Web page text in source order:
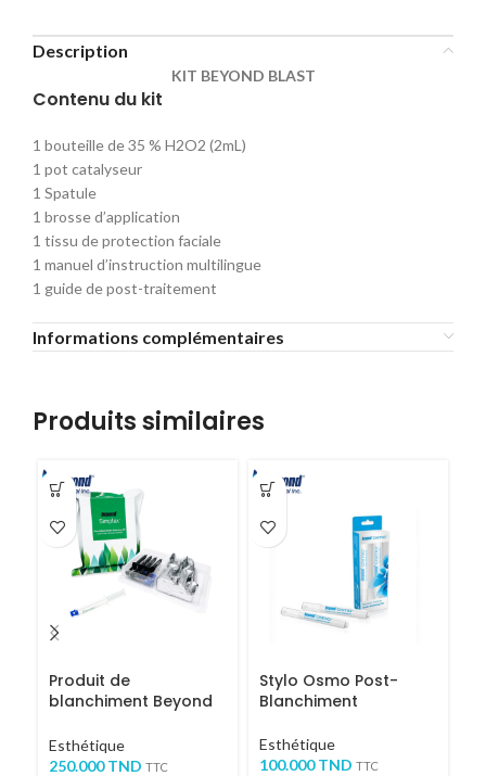
Description
KIT BEYOND BLAST
Contenu du kit
1 bouteille de 35 % H2O2 (2mL)
1 pot catalyseur
1 Spatule
1 brosse d’application
1 tissu de protection faciale
1 manuel d’instruction multilingue
1 guide de post-traitement
Informations complémentaires
Produits similaires
Produit de
blanchiment Beyond
Esthétique
250.000TND TTC
Stylo Osmo Post-
Blanchiment
Esthétique
100.000TND TTC